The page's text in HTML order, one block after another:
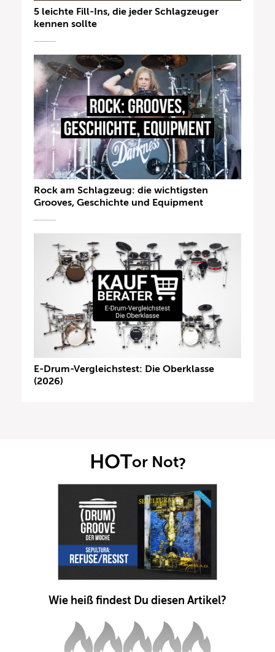
5 leichte Fill-Ins, die jeder Schlagzeuger
kennen sollte
Rock am Schlagzeug: die wichtigsten
Grooves, Geschichte und Equipment
E-Drum-Vergleichstest: Die Oberklasse
(2026)
HOTor Not?
Wie heiß findest Du diesen Artikel?